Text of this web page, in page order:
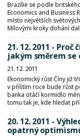
Brazílie se podle
Economics and Business
místo největších
Mílovými kroky dohání
21. 12. 2011 -
jakým směrem se
21. 12. 2011
Ekonomický růst Číny již
v příštím roce bude růst
banka otáčí kormidlo
tomu tak je, kde hledat
20. 12. 2011 -
opatrný